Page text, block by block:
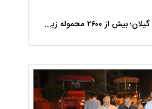
شتاب در تجارت خارجی گیلان؛ بیش از ۲۶۰۰ محموله زیر ذره‌بین استاندارد